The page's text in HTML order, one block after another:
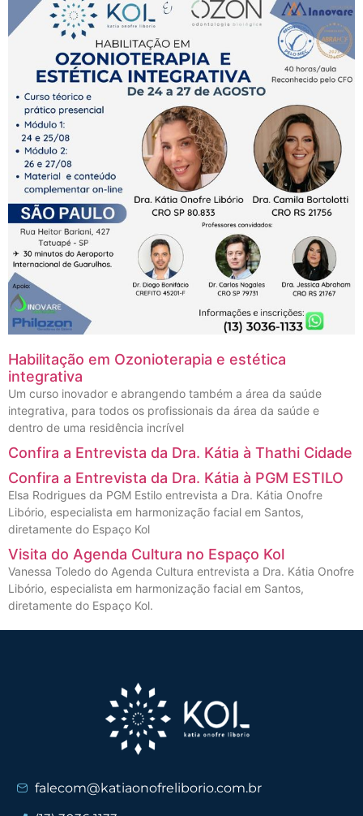
Habilitação em Ozonioterapia e estética
integrativa
Um curso inovador e abrangendo também a área da saúde
integrativa, para todos os profissionais da área da saúde e
dentro de uma residência incrível
Confira a Entrevista da Dra. Kátia à Thathi Cidade
Confira a Entrevista da Dra. Kátia à PGM ESTILO
Elsa Rodrigues da PGM Estilo entrevista a Dra. Kátia Onofre
Libório, especialista em harmonização facial em Santos,
diretamente do Espaço Kol
Visita do Agenda Cultura no Espaço Kol
Vanessa Toledo do Agenda Cultura entrevista a Dra. Kátia Onofre
Libório, especialista em harmonização facial em Santos,
diretamente do Espaço Kol.
falecom@katiaonofreliborio.com.br